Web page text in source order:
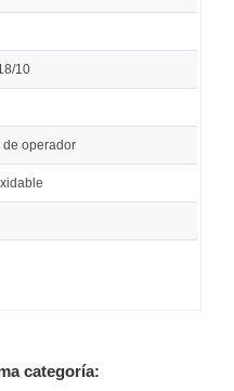
10
de operador
categoría: